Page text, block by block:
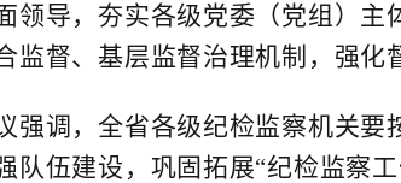
领导，夯实各级党委（党组）主
监督、基层监督治理机制，强化
调，全省各级纪检监察机关要按
队伍建设，巩固拓展“纪检监察